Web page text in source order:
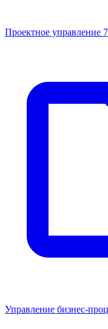
Проектное управление 7
Управление бизнес-